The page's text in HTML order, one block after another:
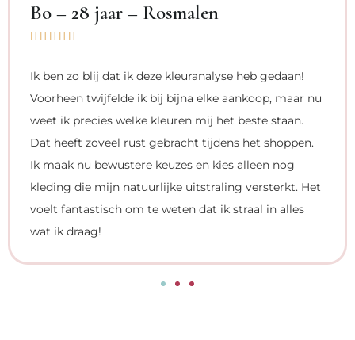
Bo – 28 jaar – Rosmalen
    
Ik ben zo blij dat ik deze kleuranalyse heb gedaan!
Voorheen twijfelde ik bij bijna elke aankoop, maar nu
weet ik precies welke kleuren mij het beste staan.
Dat heeft zoveel rust gebracht tijdens het shoppen.
Ik maak nu bewustere keuzes en kies alleen nog
kleding die mijn natuurlijke uitstraling versterkt. Het
voelt fantastisch om te weten dat ik straal in alles
wat ik draag!